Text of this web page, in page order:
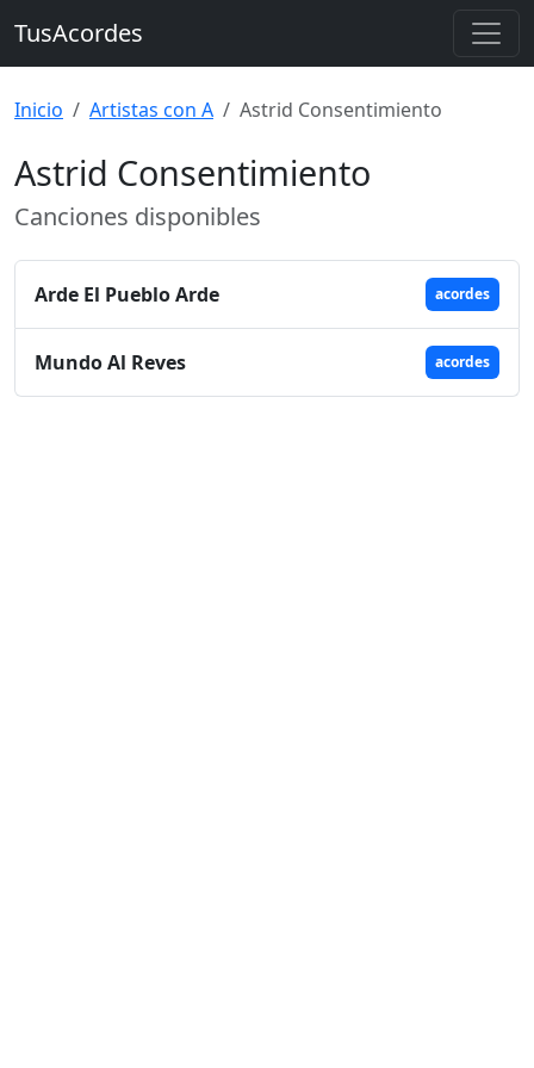
TusAcordes
Inicio Artistas con A Astrid Consentimiento
Astrid Consentimiento
Canciones disponibles
Arde El Pueblo Arde acordes
Mundo Al Reves acordes